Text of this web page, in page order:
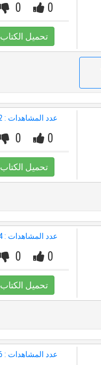
0
0
تحميل الكتاب
عدد المشاهدات : 982
0
0
تحميل الكتاب
عدد المشاهدات : 964
0
0
تحميل الكتاب
عدد المشاهدات : 766